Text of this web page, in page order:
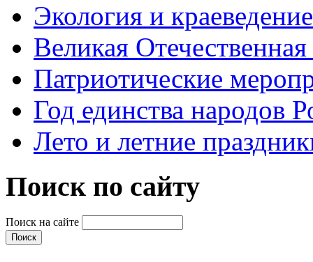
Экология и краеведение
Великая
Патриотические
Год единства народов
Лето и летние
Поиск по сайту
Поиск на сайте